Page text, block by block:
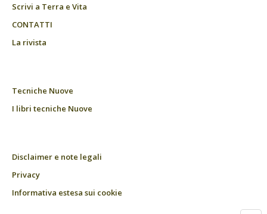
Scrivi a Terra e Vita
CONTATTI
La rivista
Tecniche Nuove
I libri tecniche Nuove
Disclaimer e note legali
Privacy
Informativa estesa sui cookie